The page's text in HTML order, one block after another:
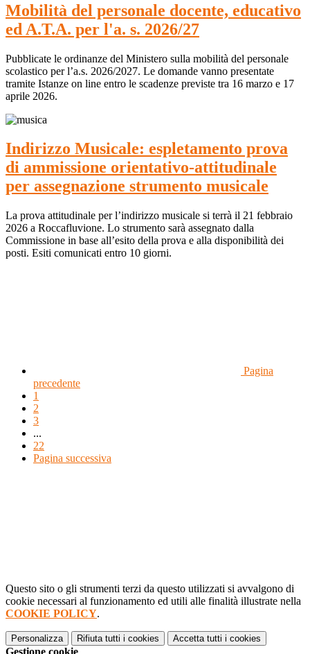
Mobilità del personale docente, educativo
ed A.T.A. per l'a. s. 2026/27
Pubblicate le ordinanze del Ministero sulla mobilità del personale
scolastico per l’a.s. 2026/2027. Le domande vanno presentate
tramite Istanze on line entro le scadenze previste tra 16 marzo e 17
aprile 2026.
Indirizzo Musicale: espletamento prova
di ammissione orientativo-attitudinale
per assegnazione strumento musicale
La prova attitudinale per l’indirizzo musicale si terrà il 21 febbraio
2026 a Roccafluvione. Lo strumento sarà assegnato dalla
Commissione in base all’esito della prova e alla disponibilità dei
posti. Esiti comunicati entro 10 giorni.
Pagina
precedente
1
2
3
...
22
Pagina successiva
Questo sito o gli strumenti terzi da questo utilizzati si avvalgono di
cookie necessari al funzionamento ed utili alle finalità illustrate nella
COOKIE POLICY.
Personalizza Rifiuta tutti i cookies Accetta tutti i cookies